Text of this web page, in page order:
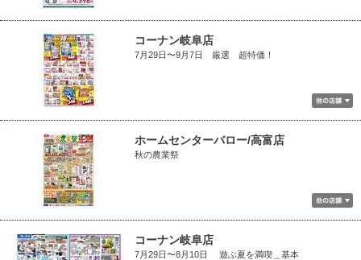
コーナン岐阜店
7月29日〜9月7日 厳選 超特価！
ホームセンターバロー/高富店
秋の農業祭
コーナン岐阜店
7月29日〜8月10日 遊ぶ夏を満喫＿基本